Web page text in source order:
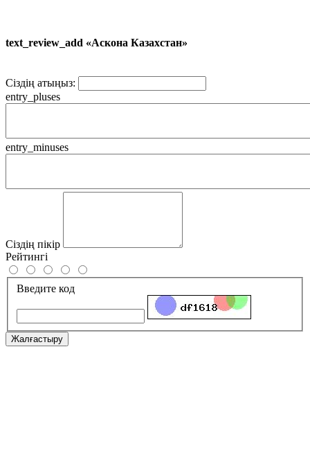
text_review_add «Аскона Казахстан»
Сіздің атыңыз:
entry_pluses
entry_minuses
Сіздің пікір
Рейтингі
Введите код
Жалғастыру